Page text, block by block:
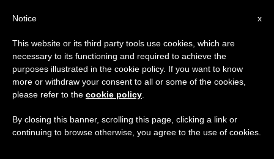
CHIESE LOCALI
x
Notice
This website or its third party tools use cookies, which are
necessary to its functioning and required to achieve the
purposes illustrated in the cookie policy. If you want to know
more or withdraw your consent to all or some of the cookies,
please refer to the cookie policy
By closing this banner, scrolling this page, clicking a link or
continuing to browse otherwise, you agree to the use of cookies.